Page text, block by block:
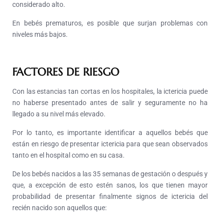
considerado alto.
En bebés prematuros, es posible que surjan problemas con
niveles más bajos.
FACTORES DE RIESGO
Con las estancias tan cortas en los hospitales, la ictericia puede
no haberse presentado antes de salir y seguramente no ha
llegado a su nivel más elevado.
Por lo tanto, es importante identificar a aquellos bebés que
están en riesgo de presentar ictericia para que sean observados
tanto en el hospital como en su casa.
De los bebés nacidos a las 35 semanas de gestación o después y
que, a excepción de esto estén sanos, los que tienen mayor
probabilidad de presentar finalmente signos de ictericia del
recién nacido son aquellos que: